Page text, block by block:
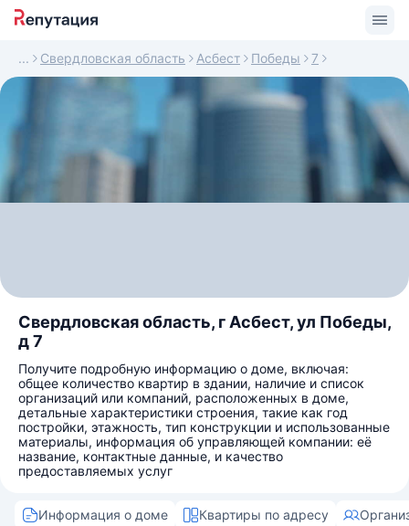
Свердловская область Асбест Победы 7
Свердловская область, г Асбест, ул Победы,
д 7
Получите подробную информацию о доме, включая:
общее количество квартир в здании, наличие и список
организаций или компаний, расположенных в доме,
детальные характеристики строения, такие как год
постройки, этажность, тип конструкции и использованные
материалы, информация об управляющей компании: её
название, контактные данные, и качество
предоставляемых услуг
Информация о доме Квартиры по адресу